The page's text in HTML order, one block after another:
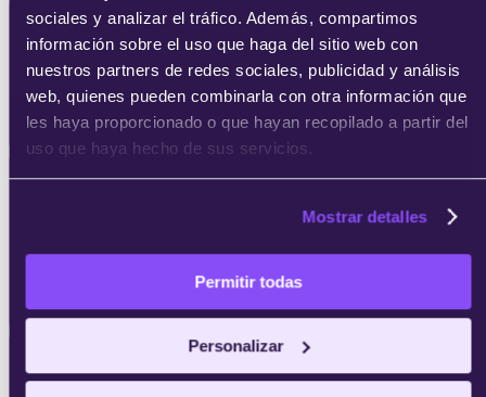
sociales y analizar el tráfico. Además, compartimos
información sobre el uso que haga del sitio web con
nuestros partners de redes sociales, publicidad y análisis
web, quienes pueden combinarla con otra información que
les haya proporcionado o que hayan recopilado a partir del
uso que haya hecho de sus servicios.
Mostrar detalles
Permitir todas
Personalizar
Aprender a hacer investigaciones de
mercadosy conocer las fuentes de
información necesarias para la toma de
decisiones.
para seleccionar
Comprender loselementos básicos de